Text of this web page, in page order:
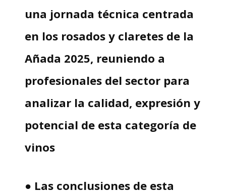
una jornada técnica centrada
en los rosados y claretes de la
Añada 2025, reuniendo a
profesionales del sector para
analizar la calidad, expresión y
potencial de esta categoría de
vinos
● Las conclusiones de esta